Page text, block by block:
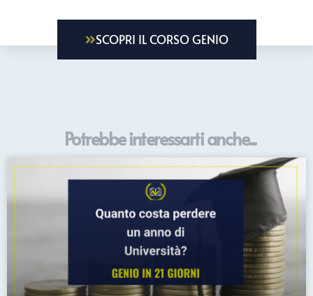
SCOPRI IL CORSO GENIO
Potrebbe interessarti anche...